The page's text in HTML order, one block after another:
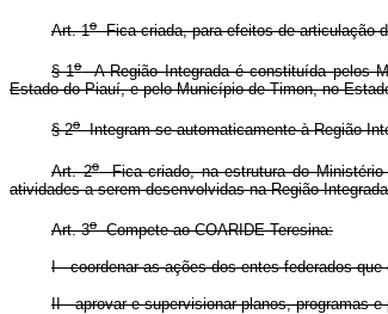
Art. 1oFica criada, para efeitos de articulação
§ 1oA Região Integrada é constituída pelos
Estado do Piauí, e pelo Município de Timon, no
§ 2oIntegram-se automaticamente à Região
Art. 2oFica criado, na estrutura do Ministério
atividades a serem desenvolvidas na Região
Art. 3oCompete ao COARIDE Teresina:
I - coordenar as ações dos entes federados
II - aprovar e supervisionar planos, programas